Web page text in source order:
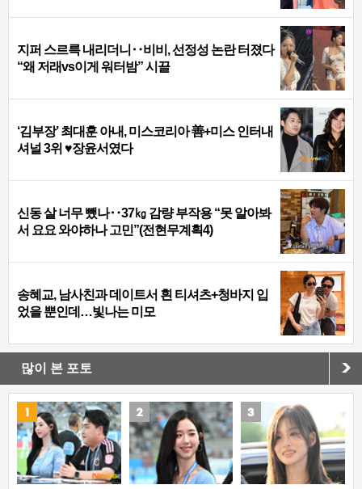
지퍼 스르륵 내리더니‥비비, 선정성 논란 터졌다
“왜 저래vs이게 워터밤” 시끌
‘김부장’ 최대훈 아내, 미스코리아 善+미스 인터내
셔널 3위 ♥장윤서였다
신동 살 너무 뺐나‥37㎏ 감량 부작용 “못 알아봐
서 요요 와야하나 고민”(전현무계획4)
송혜교, 남사친과 데이트서 흰 티셔츠+청바지 입
었을 뿐인데…빛나는 미모
많이 본 포토